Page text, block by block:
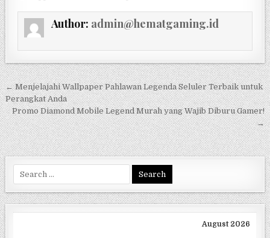
Author: admin@hematgaming.id
Post
navigation
← Menjelajahi Wallpaper Pahlawan Legenda Seluler Terbaik untuk
Perangkat Anda
Promo Diamond Mobile Legend Murah yang Wajib Diburu Gamer!
→
Search
for:
August 2026